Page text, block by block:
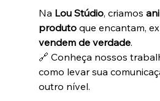
Na Lou Stúdio, criamos
produto que encantam,
vendem de verdade.
🔗 Conheça nossos
como levar sua
outro nível.